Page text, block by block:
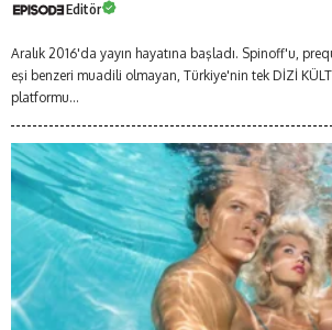
Editör
Aralık 2016'da yayın hayatına başladı. Spinoff'u,
eşi benzeri muadili olmayan, Türkiye'nin tek DİZİ
platformu...